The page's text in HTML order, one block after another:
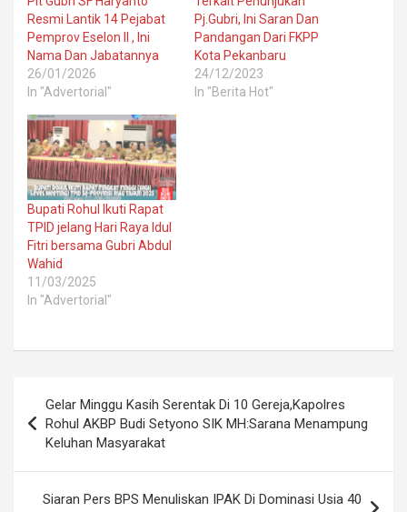
Resmi Lantik 14 Pejabat
Pemprov Eselon II , Ini
Nama Dan Jabatannya
26/01/2026
In "Advertorial"
Pj.Gubri, Ini Saran Dan
Pandangan Dari FKPP
Kota Pekanbaru
24/12/2023
In "Berita Hot"
Bupati Rohul Ikuti Rapat
TPID jelang Hari Raya Idul
Fitri bersama Gubri Abdul
Wahid
11/03/2025
In "Advertorial"
navigation
Gelar Minggu Kasih Serentak Di 10 Gereja,Kapolres
Rohul AKBP Budi Setyono SIK MH:Sarana Menampung
Keluhan Masyarakat
Siaran Pers BPS Menuliskan IPAK Di Dominasi Usia 40